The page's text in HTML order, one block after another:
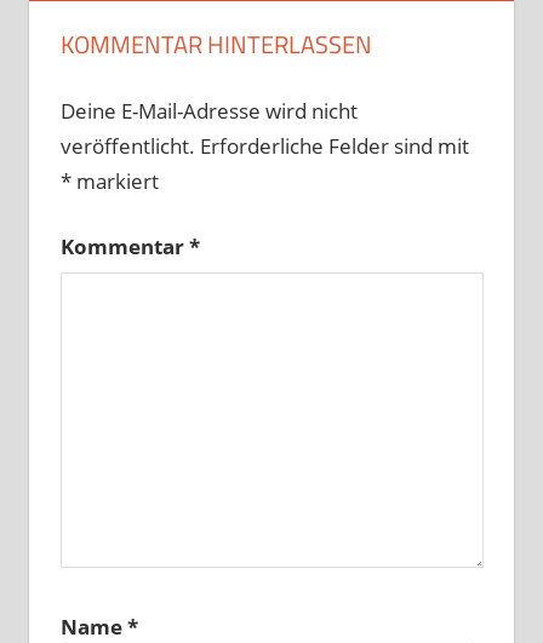
KOMMENTAR HINTERLASSEN
Deine E-Mail-Adresse wird nicht
veröffentlicht. Erforderliche Felder sind mit
*markiert
Kommentar*
Name*